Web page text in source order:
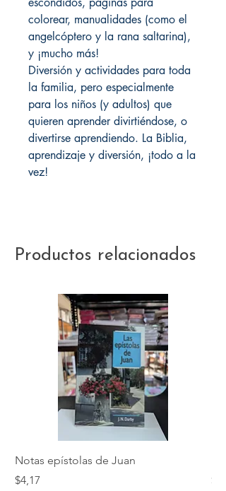
colorear, manualidades (como el
angelcóptero y la rana saltarina),
y ¡mucho más!
Diversión y actividades para toda
la familia, pero especialmente
para los niños (y adultos) que
quieren aprender divirtiéndose, o
divertirse aprendiendo. La Biblia,
aprendizaje y diversión, ¡todo a la
vez!
Productos relacionados
Notas epístolas de Juan
Precio
$4,17